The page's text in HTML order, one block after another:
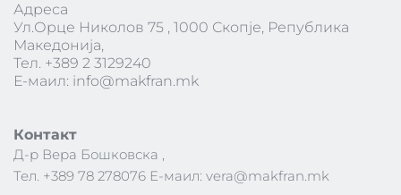
Адреса
Ул.Орце Николов 75 , 1000 Скопје, Република
Македонија,
Тел. +389 2 3129240
Е-маил: info@makfran.mk
Контакт
Д-р Вера Бошковска ,
Тел. +389 78 278076 Е-маил: vera@makfran.mk